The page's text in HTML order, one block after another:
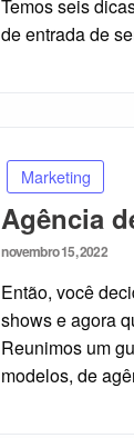
Temos seis
de entrada de
Marketing
Agência
Posted
novembro 15, 2022
Então, você
shows e agora
Reunimos um
modelos, de